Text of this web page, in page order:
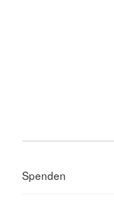
Spenden